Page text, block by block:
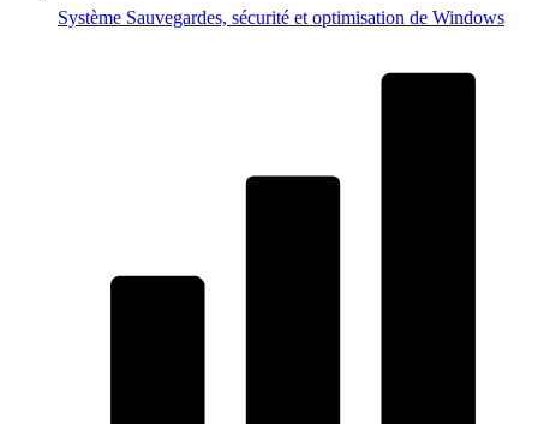
Système Sauvegardes, sécurité et optimisation de Windows